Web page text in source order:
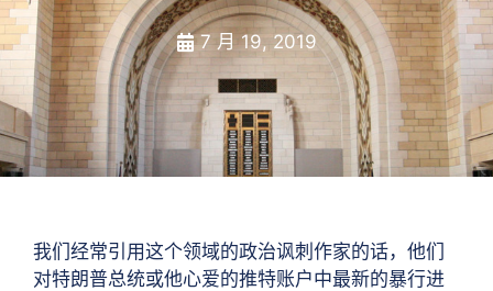
7 月 19, 2019
我们经常引用这个领域的政治讽刺作家的话，他们
对特朗普总统或他心爱的推特账户中最新的暴行进